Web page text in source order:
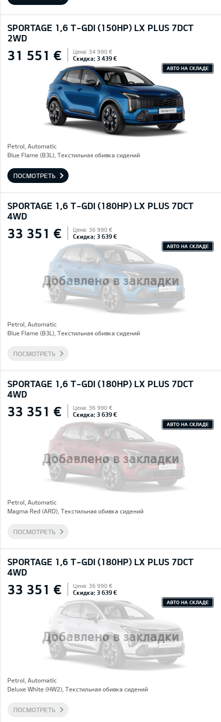
SPORTAGE 1,6 T-GDI (150HP) LX PLUS 7DCT
2WD
31 551 € Цена: 34 990 €
Скидка: 3 439 €
АВТО НА СКЛАДЕ
Petrol, Automatic
Blue Flame (B3L), Текстильная обивка сидений
ПОСМОТРЕТЬ
SPORTAGE 1,6 T-GDI (180HP) LX PLUS 7DCT
4WD
Добавлено в закладки
33 351 € Цена: 36 990 €
Скидка: 3 639 €
АВТО НА СКЛАДЕ
Petrol, Automatic
Blue Flame (B3L), Текстильная обивка сидений
ПОСМОТРЕТЬ
SPORTAGE 1,6 T-GDI (180HP) LX PLUS 7DCT
4WD
Добавлено в закладки
33 351 € Цена: 36 990 €
Скидка: 3 639 €
АВТО НА СКЛАДЕ
Petrol, Automatic
Magma Red (ARD), Текстильная обивка сидений
ПОСМОТРЕТЬ
SPORTAGE 1,6 T-GDI (180HP) LX PLUS 7DCT
4WD
Добавлено в закладки
33 351 € Цена: 36 990 €
Скидка: 3 639 €
АВТО НА СКЛАДЕ
Petrol, Automatic
Deluxe White (HW2), Текстильная обивка сидений
ПОСМОТРЕТЬ